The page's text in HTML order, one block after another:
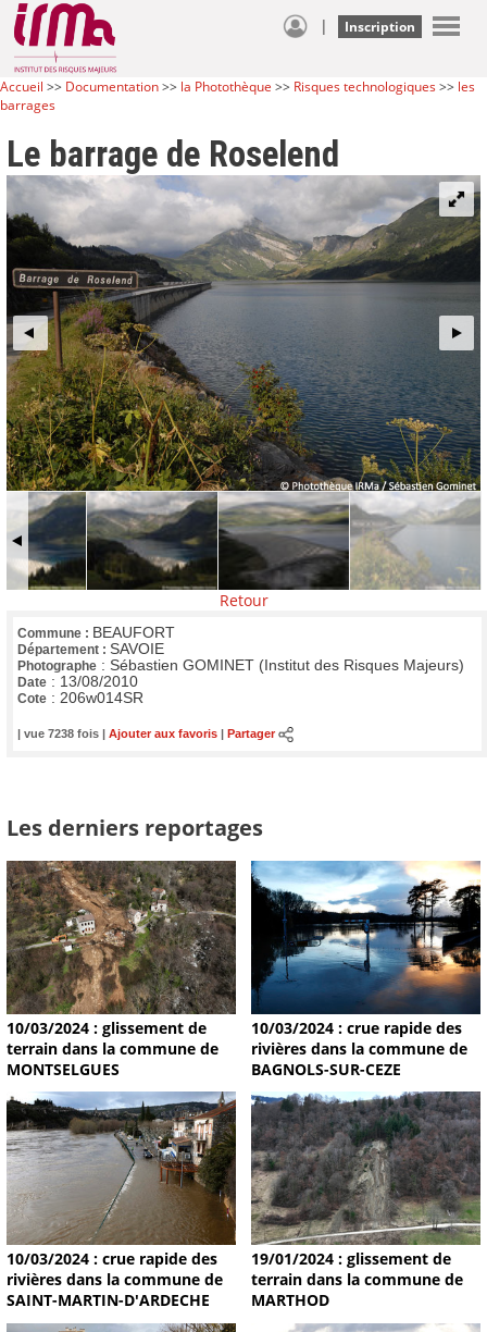
| Inscription
Accueil >> Documentation>> la Photothèque >> Risques technologiques>> les
barrages
Le barrage de Roselend
Retour
Commune : BEAUFORT
Département : SAVOIE
Photographe : Sébastien GOMINET (Institut des Risques Majeurs)
Date : 13/08/2010
Cote : 206w014SR
| vue 7238 fois | Ajouter aux favoris Partager
Les derniers reportages
10/03/2024 : glissement de
terrain dans la commune de
MONTSELGUES
10/03/2024 : crue rapide des
rivières dans la commune de
BAGNOLS-SUR-CEZE
10/03/2024 : crue rapide des
rivières dans la commune de
SAINT-MARTIN-D'ARDECHE
19/01/2024 : glissement de
terrain dans la commune de
MARTHOD